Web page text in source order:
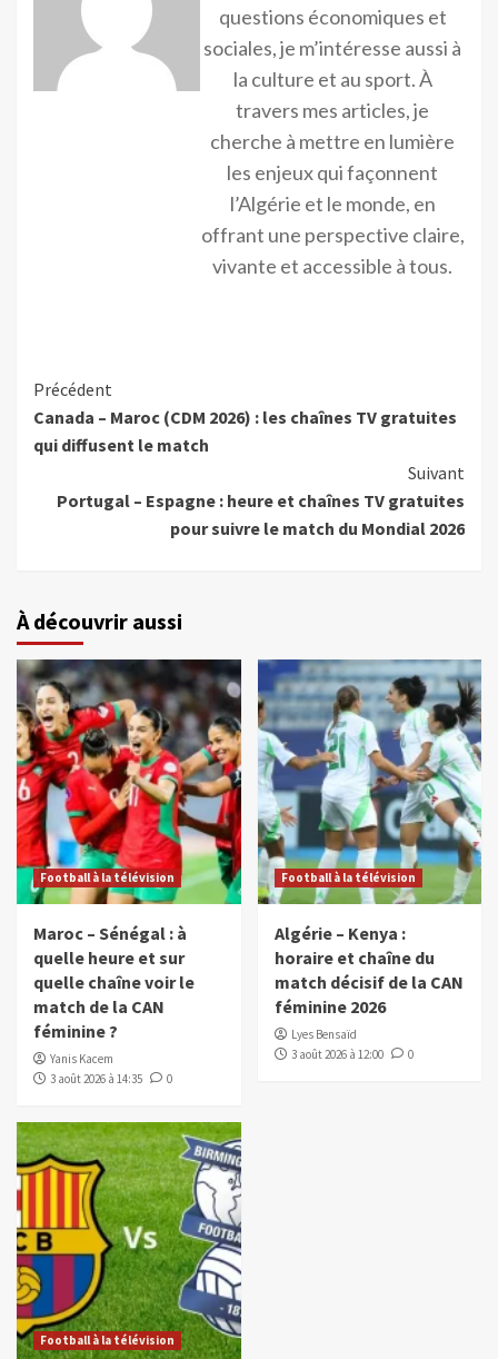
questions économiques et
sociales, je m’intéresse aussi à
la culture et au sport. À
travers mes articles, je
cherche à mettre en lumière
les enjeux qui façonnent
l’Algérie et le monde, en
offrant une perspective claire,
vivante et accessible à tous.
Précédent
Canada – Maroc (CDM 2026) : les chaînes TV gratuites
qui diffusent le match
Suivant
Portugal – Espagne : heure et chaînes TV gratuites
pour suivre le match du Mondial 2026
À découvrir aussi
Football à la télévision
Maroc – Sénégal : à
quelle heure et sur
quelle chaîne voir le
match de la CAN
féminine ?
Yanis Kacem
3 août 2026 à 14:35
0
Football à la télévision
Algérie – Kenya :
horaire et chaîne du
match décisif de la CAN
féminine 2026
Lyes Bensaïd
3 août 2026 à 12:00
0
Football à la télévision